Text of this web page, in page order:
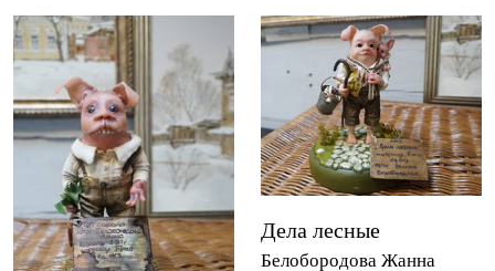
Дела лесные
Белобородова Жанна